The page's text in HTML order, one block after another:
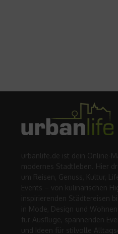
urbanlife.de ist dein Online-
modernes Stadtleben. Hier
um Reisen, Genuss, Kultur,
Events – von kulinarischen
inspirierenden Städtereisen
in Mode, Design und
für Ausflüge, spannenden
und Ideen für stilvolle